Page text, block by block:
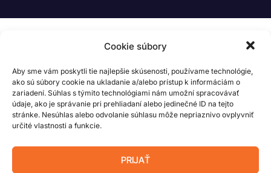
Cookie súbory
Aby sme vám poskytli tie najlepšie skúsenosti, používame technológie,
ako sú súbory cookie na ukladanie a/alebo prístup k informáciám o
zariadení. Súhlas s týmito technológiami nám umožní spracovávať
údaje, ako je správanie pri prehliadaní alebo jedinečné ID na tejto
stránke. Nesúhlas alebo odvolanie súhlasu môže nepriaznivo ovplyvniť
určité vlastnosti a funkcie.
PRIJAŤ